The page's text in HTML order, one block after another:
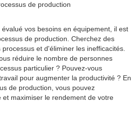
de production
vos besoins en équipement, il est
de production. Cherchez des
et d'éliminer les inefficacités.
réduire le nombre de personnes
particulier ? Pouvez-vous
pour augmenter la productivité ? En
de production, vous pouvez
et maximiser le rendement de votre